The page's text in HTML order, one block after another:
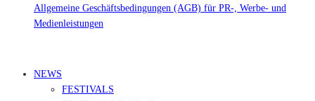
Allgemeine Geschäftsbedingungen (AGB) für PR-, Werbe- und
Medienleistungen
NEWS
FESTIVALS